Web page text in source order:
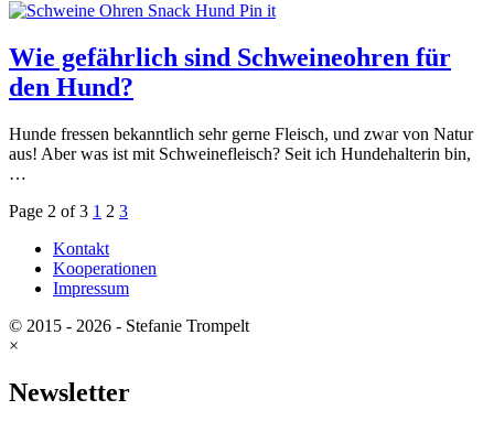
Pin it
Wie gefährlich sind Schweineohren für
den Hund?
Hunde fressen bekanntlich sehr gerne Fleisch, und zwar von Natur
aus! Aber was ist mit Schweinefleisch? Seit ich Hundehalterin bin,
…
Page 2 of 3 1 2 3
Kontakt
Kooperationen
Impressum
© 2015 - 2026 - Stefanie Trompelt
×
Newsletter